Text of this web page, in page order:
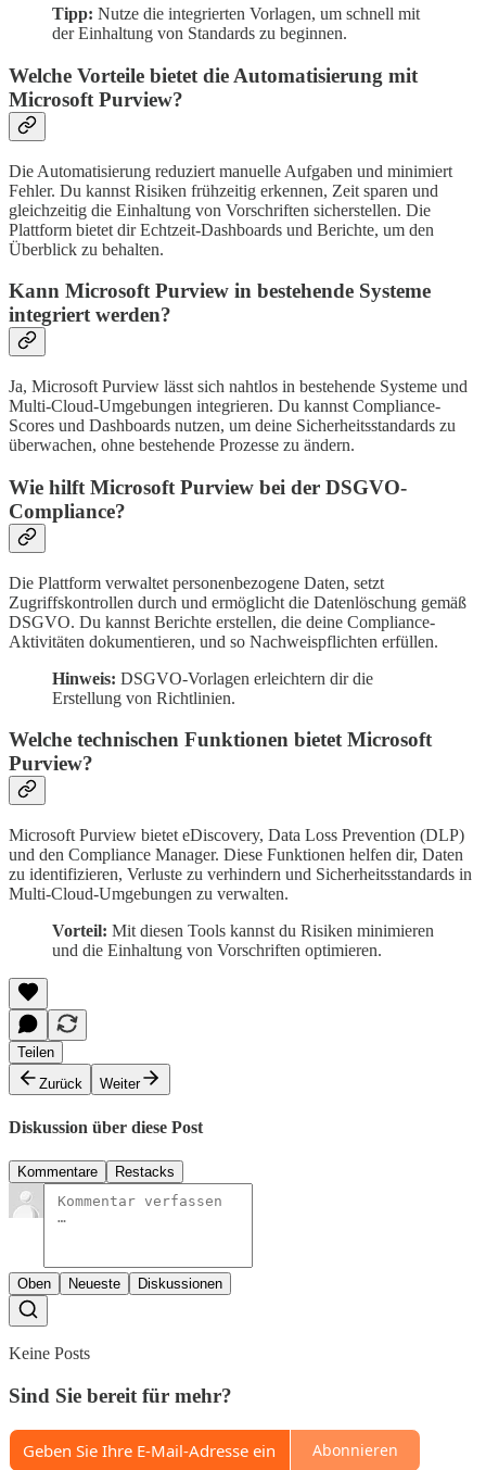
Tipp: Nutze die integrierten Vorlagen, um schnell mit
der Einhaltung von Standards zu beginnen.
Welche Vorteile bietet die Automatisierung mit
Microsoft Purview?
Die Automatisierung reduziert manuelle Aufgaben und minimiert
Fehler. Du kannst Risiken frühzeitig erkennen, Zeit sparen und
gleichzeitig die Einhaltung von Vorschriften sicherstellen. Die
Plattform bietet dir Echtzeit-Dashboards und Berichte, um den
Überblick zu behalten.
Kann Microsoft Purview in bestehende Systeme
integriert werden?
Ja, Microsoft Purview lässt sich nahtlos in bestehende Systeme und
Multi-Cloud-Umgebungen integrieren. Du kannst Compliance-
Scores und Dashboards nutzen, um deine Sicherheitsstandards zu
überwachen, ohne bestehende Prozesse zu ändern.
Wie hilft Microsoft Purview bei der DSGVO-
Compliance?
Die Plattform verwaltet personenbezogene Daten, setzt
Zugriffskontrollen durch und ermöglicht die Datenlöschung gemäß
DSGVO. Du kannst Berichte erstellen, die deine Compliance-
Aktivitäten dokumentieren, und so Nachweispflichten erfüllen.
Hinweis: DSGVO-Vorlagen erleichtern dir die
Erstellung von Richtlinien.
Welche technischen Funktionen bietet Microsoft
Purview?
Microsoft Purview bietet eDiscovery, Data Loss Prevention (DLP)
und den Compliance Manager. Diese Funktionen helfen dir, Daten
zu identifizieren, Verluste zu verhindern und Sicherheitsstandards in
Multi-Cloud-Umgebungen zu verwalten.
Vorteil: Mit diesen Tools kannst du Risiken minimieren
und die Einhaltung von Vorschriften optimieren.
Teilen
Zurück
Weiter
Diskussion über diese Post
Kommentare Restacks
Oben Neueste Diskussionen
Keine Posts
Sind Sie bereit für mehr?
Abonnieren